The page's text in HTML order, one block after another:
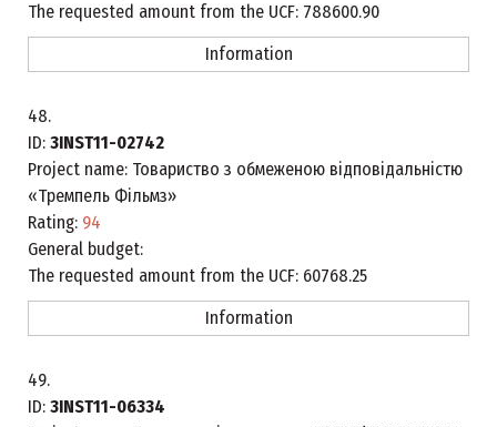
The requested amount from the UCF: 788600.90
Information
48.
ID: 3INST11-02742
Project name: Товариство з обмеженою відповідальністю
«Тремпель Фільмз»
Rating: 94
General budget:
The requested amount from the UCF: 60768.25
Information
49.
ID: 3INST11-06334